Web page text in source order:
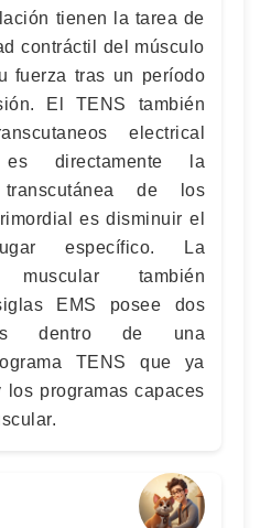
tienen la tarea de
contráctil del músculo
fuerza tras un período
El TENS también
electrical
directamente la
transcutánea de los
es disminuir el
específico. La
muscular también
EMS posee dos
dentro de una
TENS que ya
los programas capaces